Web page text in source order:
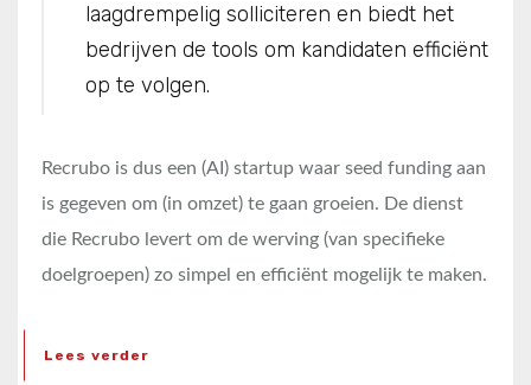
laagdrempelig solliciteren en biedt het
bedrijven de tools om kandidaten efficiënt
op te volgen.
Recrubo is dus een (AI) startup waar seed funding aan
is gegeven om (in omzet) te gaan groeien. De dienst
die Recrubo levert om de werving (van specifieke
doelgroepen) zo simpel en efficiënt mogelijk te maken.
Lees verder